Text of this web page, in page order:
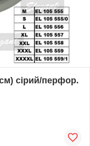
сірий/перфор.